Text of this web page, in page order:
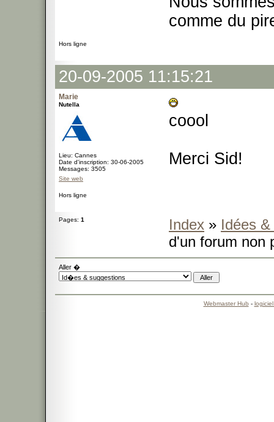
comme du
Hors ligne
20-09-2005 11:15:21
Marie
Nutella
Lieu: Cannes
Date d'inscription: 30-06-2005
Messages: 3505
Site web
coool
Merci Sid!
Hors ligne
Pages: 1 Index » Idées
d'un forum non
Aller �
Webmaster Hub -